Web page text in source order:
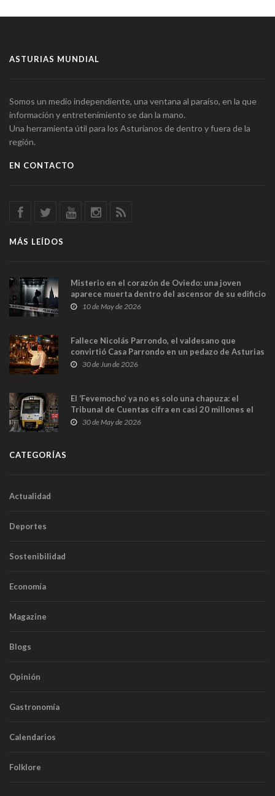
ASTURIAS MUNDIAL
Somos un medio independiente, una ventana al paraíso, en la que
información y entretenimiento se dan la mano.
Una herramienta útil para los Asturianos de dentro y fuera de la
región.
EN CONTACTO
MÁS LEÍDOS
Misterio en el corazón de Oviedo: una joven
aparece muerta dentro del ascensor de su edificio
y las cámaras captan sus últimos minutos
10 de May de 2026
Fallece Nicolás Parrondo, el valdesano que
convirtió Casa Parrondo en un pedazo de Asturias
en Madrid
30 de Jun de 2026
El ‘Fevemocho’ ya no es solo una chapuza: el
Tribunal de Cuentas cifra en casi 20 millones el
sobrecoste de los trenes que no cabían por los
30 de May de 2026
CATEGORÍAS
Actualidad
Deportes
Sostenibilidad
Economía
Magazine
Blogs
Opinión
Gastronomía
Calendarios
Folklore